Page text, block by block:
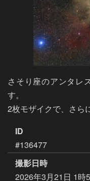
さそり座のアンタレ
す。
2枚モザイクで、さら
ID
#136477
撮影日時
2026年3月21日 1時